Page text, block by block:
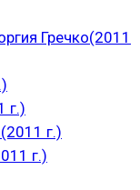
Гречко(2011
г.)
г.)
г.)